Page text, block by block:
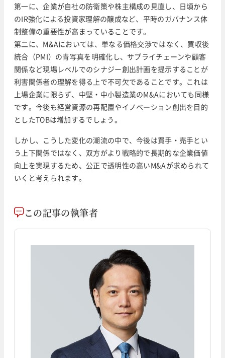
第一に、企業が自社の防衛策や株主構成の見直し、日頃から
のIR強化による投資家理解の醸成など、平時のガバナンス体
制整備の重要性が高まっていることです。
第二に、M&Aにおいては、単なる価格交渉ではなく、買収後
統合（PMI）の青写真を明確化し、サプライチェーンや顧客
関係など現場レベルでのシナジー創出計画を提示することが
利害関係者の理解を得る上で不可欠であることです。これは
上場企業に限らず、中堅・中小製造業のM&Aにおいても同様
です。今後も経営資源の再配置やイノベーション創出を目的
としたTOBは増加するでしょう。
しかし、こうした変化の潮流の中で、今後は買手・売手とい
う上下関係ではなく、双方がより戦略的で長期的な企業価値
向上を実現するため、公正で透明性の高いM&Aが求められて
いくと考えられます。
この記事の執筆者